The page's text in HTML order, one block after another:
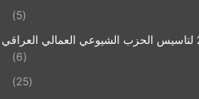
(5)
(6)
(25)